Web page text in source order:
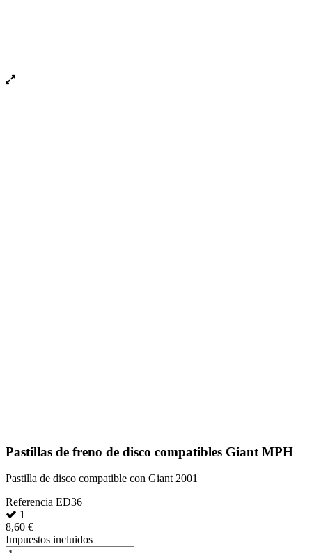
Pastillas de freno de disco compatibles Giant MPH
Pastilla de disco compatible con Giant 2001
Referencia ED36
1
8,60 €
Impuestos incluidos